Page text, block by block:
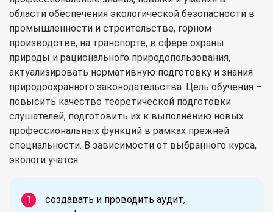
области обеспечения экологической безопасности в
промышленности и строительстве, горном
производстве, на транспорте, в сфере охраны
природы и рационального природопользования,
актуализировать нормативную подготовку и знания
природоохранного законодательства. Цель обучения –
повысить качество теоретической подготовки
слушателей, подготовить их к выполнению новых
профессиональных функций в рамках прежней
специальности. В зависимости от выбранного курса,
экологи учатся:
создавать и проводить аудит,